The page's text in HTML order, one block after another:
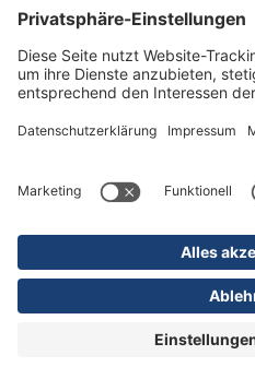
Impressum
Datenschutz
Sitemap
© 2026 KLINIKEN DR. ERLER